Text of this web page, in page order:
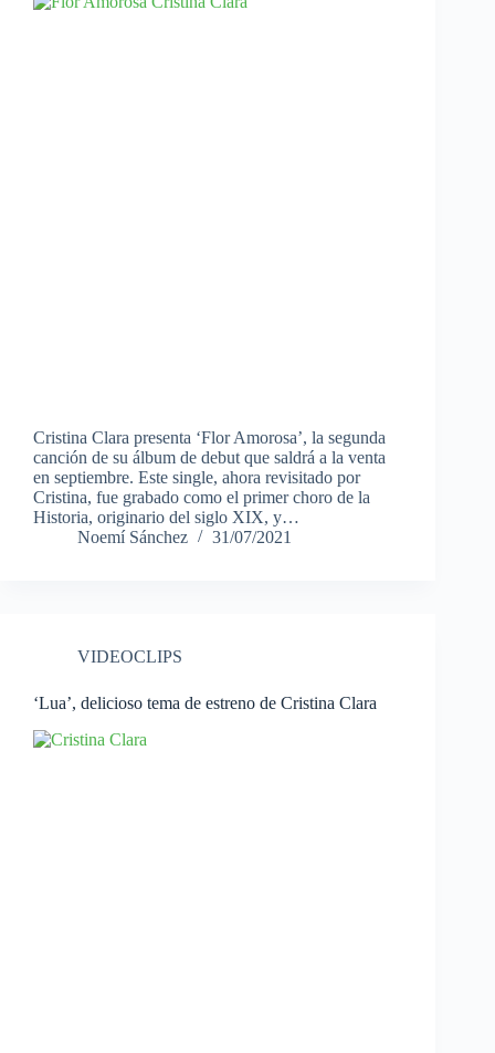
Cristina Clara presenta ‘Flor Amorosa’, la segunda
canción de su álbum de debut que saldrá a la venta
en septiembre. Este single, ahora revisitado por
Cristina, fue grabado como el primer choro de la
Historia, originario del siglo XIX, y…
Noemí Sánchez
31/07/2021
VIDEOCLIPS
‘Lua’, delicioso tema de estreno de Cristina Clara